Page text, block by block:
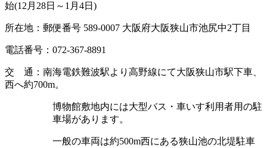
始(12月28日～1月4日)
所在地：郵便番号 589-0007 大阪府大阪狭山市池尻中2丁目
電話番号：072-367-8891
交 通：南海電鉄難波駅より高野線にて大阪狭山市駅下車、
西へ約700m。
博物館敷地内には大型バス・車いす利用者用の駐
車場があります。
一般の車両は約500m西にある狭山池の北堤駐車